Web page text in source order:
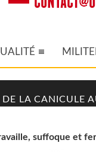
DE LA CANICULE
suffoque et